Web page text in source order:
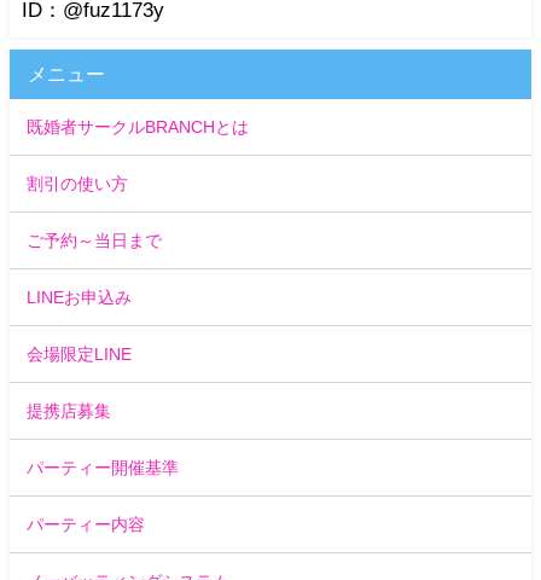
ID：@fuz1173y
メニュー
既婚者サークルBRANCHとは
割引の使い方
ご予約～当日まで
LINEお申込み
会場限定LINE
提携店募集
パーティー開催基準
パーティー内容